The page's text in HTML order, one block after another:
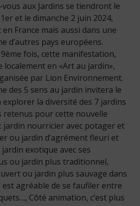
vous aux Jardins se tiendront le
et le dimanche 2 juin 2024,
France mais aussi dans une
d’autres pays européens.
fois, cette manifestation,
localement en «Art au jardin»,
par Lion Environnement.
des 5 sens au jardin invitera le
explorer la diversité des 7 jardins
retenus pour cette nouvelle
jardin nourricier avec potager et
ou jardin d’agrément fleuri et
exotique avec ses
ou jardin plus traditionnel,
ou jardin plus sauvage dans
est agréable de se faufiler entre
Côté animation, c’est plus